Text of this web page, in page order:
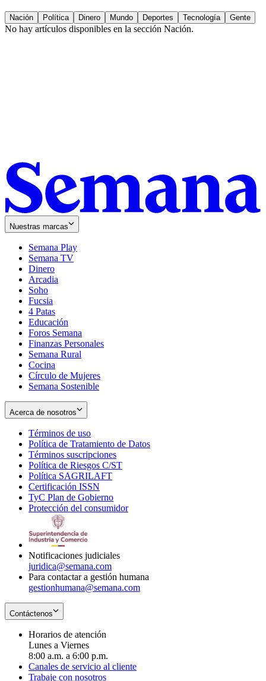
Nación Política Dinero Mundo Deportes Tecnología Gente
No hay artículos disponibles en la sección Nación.
Nuestras marcas
Semana Play
Semana TV
Dinero
Arcadia
Soho
in
new
window
Fucsia
in
new
window
4 Patas
Educación
Foros Semana
Finanzas Personales
Semana Rural
Cocina
Círculo de Mujeres
Semana Sostenible
Acerca de nosotros
Términos de uso
in
new
window
Política de Tratamiento de Datos
Términos suscripciones
in
Política de Riesgos C/ST
Política SAGRILAFT
new
window
Certificación ISSN
in
new
TyC Plan de Gobierno
in
Protección del consumidorOpens
Notificaciones judiciales
juridica@semana.com
Para contactar a gestión humana
gestionhumana@semana.com
Contáctenos
Horarios de atención
Lunes a Viernes
8:00 a.m. a 6:00 p.m.
Canales de servicio al cliente
Trabaje con nosotros